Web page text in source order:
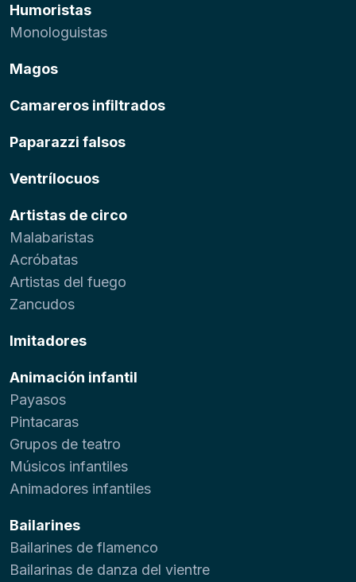
Humoristas
Monologuistas
Magos
Camareros infiltrados
Paparazzi falsos
Ventrílocuos
Artistas de circo
Malabaristas
Acróbatas
Artistas del fuego
Zancudos
Imitadores
Animación infantil
Payasos
Pintacaras
Grupos de teatro
Músicos infantiles
Animadores infantiles
Bailarines
Bailarines de flamenco
Bailarinas de danza del vientre